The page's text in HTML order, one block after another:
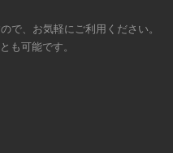
で、お気軽にご利用ください。
も可能です。